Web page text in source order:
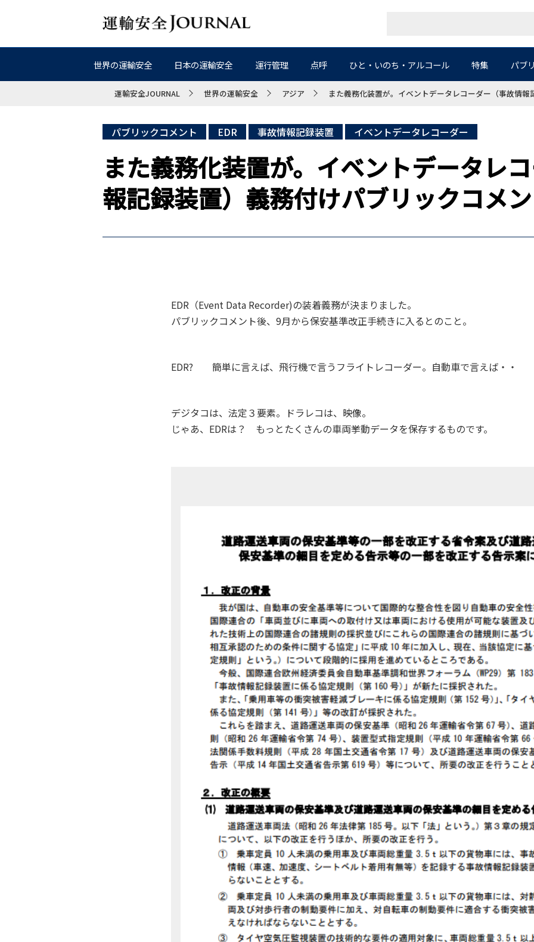
世界の運輸安全 日本の運輸安全 運行管理 点呼 ひと・いのち・アルコール 特集 パブ
運輸安全JOURNAL 世界の運輸安全 アジア また義務化装置が。イベントデータレコーダー（事故情
パブリックコメント EDR 事故情報記録装置 イベントデータレコーダー
また義務化装置が。イベントデータレ
報記録装置）義務付けパブリックコメ
EDR（Event Data Recorder)の装着義務が決まりました。
パブリックコメント後、9月から保安基準改正手続きに入るとのこと。
EDR? 簡単に言えば、飛行機で言うフライトレコーダー。自動車で言えば・・
デジタコは、法定３要素。ドラレコは、映像。
じゃあ、EDRは？ もっとたくさんの車両挙動データを保存するものです。